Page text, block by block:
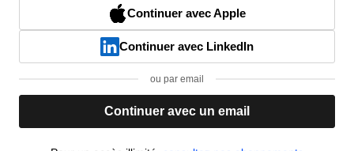
Continuer avec Apple
Continuer avec LinkedIn
ou par email
Continuer avec un email